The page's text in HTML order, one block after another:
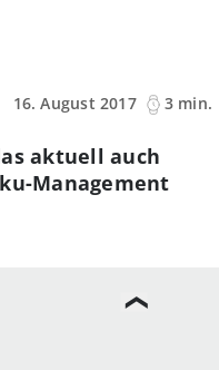
16. August 2017
3 min.
aktuell auch
Management